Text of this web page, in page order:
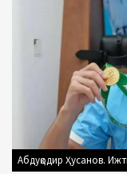
Абдуқодир Ҳусанов.